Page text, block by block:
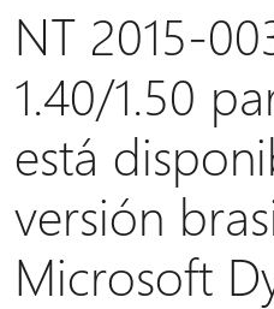
cuenta
NT 2015-
1.40/1.50
está
versión
Microsoft